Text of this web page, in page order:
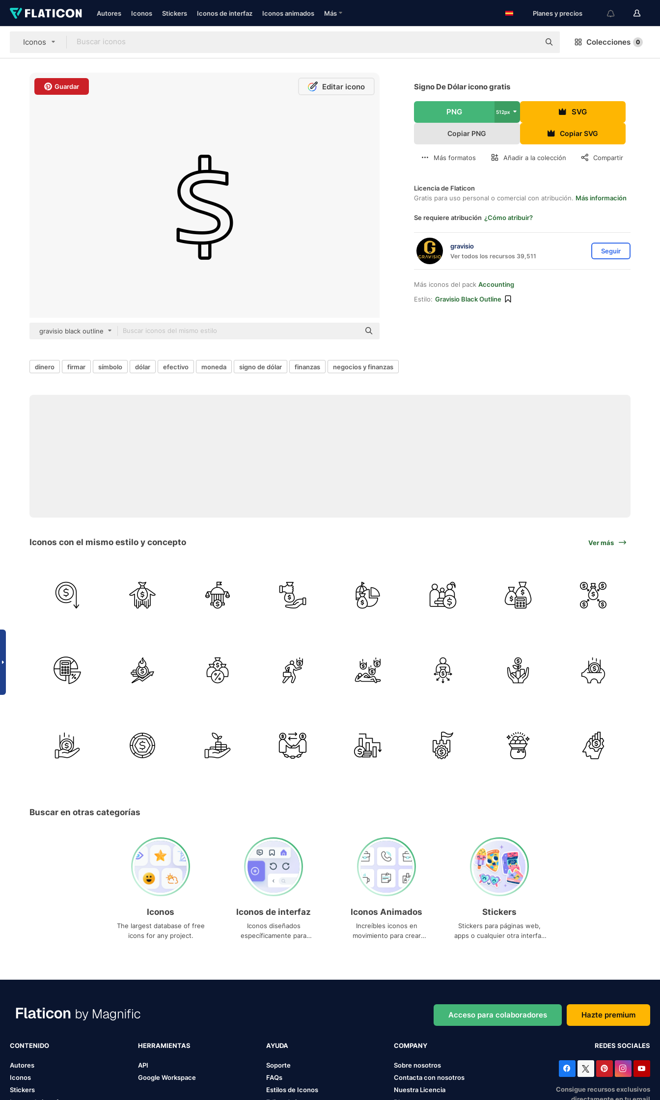
Autores Iconos Stickers Iconos de interfaz Iconos animados Más Planes y precios
Iconos Colecciones 0
Guardar Editar icono
gravisio black outline
Signo De Dólar icono gratis
PNG 512px SVG
Copiar PNG Copiar SVG
Más formatos Añadir a la colección Compartir
Licencia de Flaticon
Gratis para uso personal o comercial con atribución. Más información
Se requiere atribución ¿Cómo atribuir?
gravisio
Ver todos los recursos 39,511
Seguir
Más iconos del pack Accounting
Estilo: Gravisio Black Outline
dinero firmar símbolo dólar efectivo moneda signo de dólar finanzas negocios y finanzas
Iconos con el mismo estilo y concepto Ver más
Buscar en otras categorías
Iconos
The largest database of free
icons for any project.
Iconos de interfaz
Iconos diseñados
específicamente para
Iconos Animados
Increíbles iconos en
movimiento para crear
Stickers
Stickers para páginas web,
apps o cualquier otra interfaz
Acceso para colaboradores Hazte premium
CONTENIDO
Autores
Iconos
Stickers
HERRAMIENTAS
API
Google Workspace
AYUDA
Soporte
FAQs
Estilos de Iconos
COMPANY
Sobre nosotros
Contacta con nosotros
Nuestra Licencia
REDES SOCIALES
Consigue recursos exclusivos